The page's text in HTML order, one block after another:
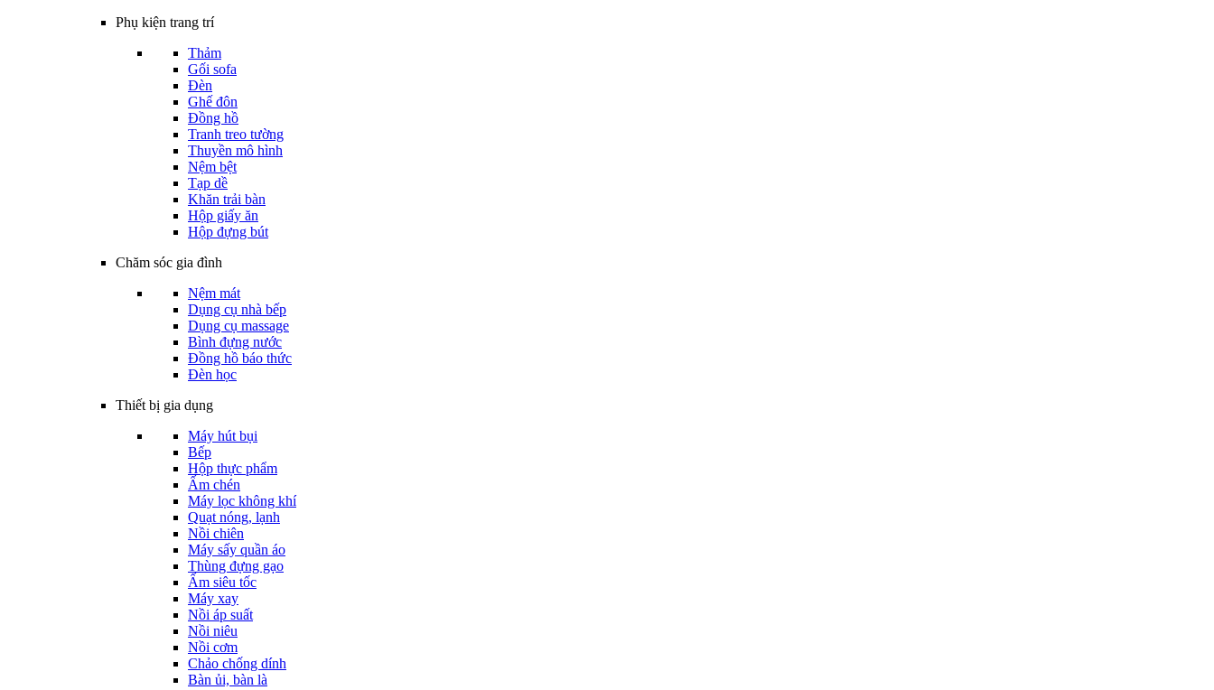
Phụ kiện trang trí
Thảm
Gối sofa
Đèn
Ghế đôn
Đồng hồ
Tranh treo tường
Thuyền mô hình
Nệm bệt
Tạp dề
Khăn trải bàn
Hộp giấy ăn
Hộp đựng bút
Chăm sóc gia đình
Nệm mát
Dụng cụ nhà bếp
Dụng cụ massage
Bình đựng nước
Đồng hồ báo thức
Đèn học
Thiết bị gia dụng
Máy hút bụi
Bếp
Hộp thực phẩm
Ấm chén
Máy lọc không khí
Quạt nóng, lạnh
Nồi chiên
Máy sấy quần áo
Thùng đựng gạo
Ấm siêu tốc
Máy xay
Nồi áp suất
Nồi niêu
Nồi cơm
Chảo chống dính
Bàn ủi, bàn là